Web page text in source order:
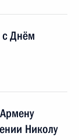
с Днём
Николу